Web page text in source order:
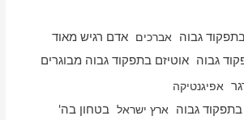
אברכים אדם רגיש מאוד
גבוה אוטיזם בתפקוד גבוה מבוגרים
אפיגנטיקה
בתפקוד גבוה ארץ ישראל בטחון בה'